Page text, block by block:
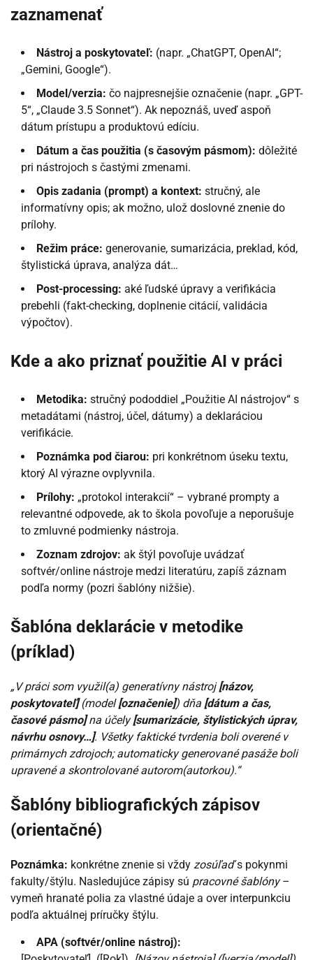
zaznamenať
Nástroj a poskytovateľ: (napr. „ChatGPT, OpenAI“;
„Gemini, Google“).
Model/verzia: čo najpresnejšie označenie (napr. „GPT-
5“, „Claude 3.5 Sonnet“). Ak nepoznáš, uveď aspoň
dátum prístupu a produktovú edíciu.
Dátum a čas použitia (s časovým pásmom): dôležité
pri nástrojoch s častými zmenami.
Opis zadania (prompt) a kontext: stručný, ale
informatívny opis; ak možno, ulož doslovné znenie do
prílohy.
Režim práce: generovanie, sumarizácia, preklad, kód,
štylistická úprava, analýza dát…
Post-processing: aké ľudské úpravy a verifikácia
prebehli (fakt-checking, doplnenie citácií, validácia
výpočtov).
Kde a ako priznať použitie AI v práci
Metodika: stručný pododdiel „Použitie AI nástrojov“ s
metadátami (nástroj, účel, dátumy) a deklaráciou
verifikácie.
Poznámka pod čiarou: pri konkrétnom úseku textu,
ktorý AI výrazne ovplyvnila.
Prílohy: „protokol interakcií“ – vybrané prompty a
relevantné odpovede, ak to škola povoľuje a neporušuje
to zmluvné podmienky nástroja.
Zoznam zdrojov: ak štýl povoľuje uvádzať
softvér/online nástroje medzi literatúru, zapíš záznam
podľa normy (pozri šablóny nižšie).
Šablóna deklarácie v metodike
(príklad)
„V práci som využil(a) generatívny nástroj[názov,
poskytovateľ](model[označenie]) dňa [dátum a čas,
časové pásmo]na účely[sumarizácie, štylistických úprav,
návrhu osnovy…]. Všetky faktické tvrdenia boli overené v
primárnych zdrojoch; automaticky generované pasáže boli
upravené a skontrolované autorom(autorkou).“
Šablóny bibliografických zápisov
(orientačné)
Poznámka: konkrétne znenie si vždy zosúľaďs pokynmi
fakulty/štýlu. Nasledujúce zápisy sú pracovné šablóny–
vymeň hranaté polia za vlastné údaje a over interpunkciu
podľa aktuálnej príručky štýlu.
APA (softvér/online nástroj):